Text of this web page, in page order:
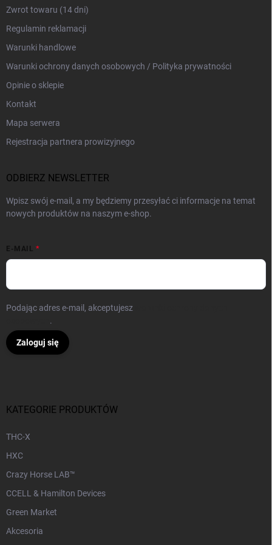
Zwrot towaru (14 dni)
Regulamin reklamacji
Warunki handlowe
Warunki ochrony danych osobowych / Polityka prywatności
Opinie o sklepie
Kontakt
Mapa serwera
Rejestracja partnera prowizyjnego
ODBIERZ NEWSLETTER
Wpisz swój e-mail, a my będziemy przesyłać ci informacje na temat
nowych produktów na naszym e-shop.
E-MAIL
Podając adres e-mail, akceptujesz
.
Zaloguj się
KATEGORIE PRODUKTÓW
THC-X
HXC
Crazy Horse LAB™
CCELL & Hamilton Devices
Green Market
Akcesoria